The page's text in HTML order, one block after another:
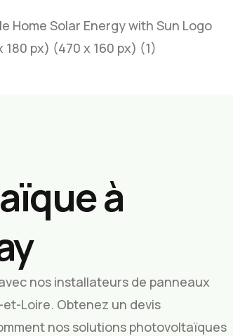
à
nos installateurs de panneaux
Loire. Obtenez un devis
nos solutions photovoltaïques